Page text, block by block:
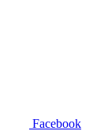
Facebook